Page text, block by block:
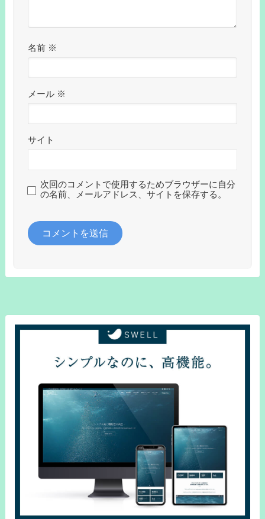
名前 ※
メール ※
サイト
次回のコメントで使用するためブラウザーに自分
の名前、メールアドレス、サイトを保存する。